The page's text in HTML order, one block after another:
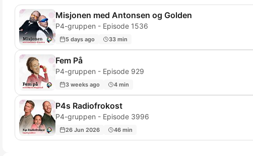
Misjonen med Antonsen og Golden
P4-gruppen - Episode 1536
5 days ago 33 min
Fem På
P4-gruppen - Episode 929
3 weeks ago 4 min
P4s Radiofrokost
P4-gruppen - Episode 3996
26 Jun 2026 46 min